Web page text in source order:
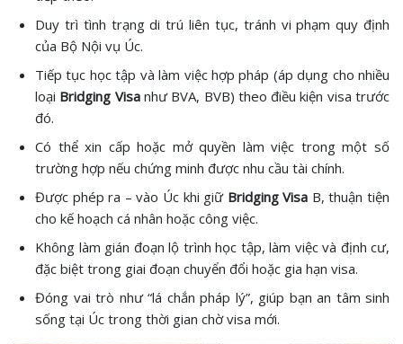
Duy trì tình trạng di trú liên tục, tránh vi phạm quy định
của Bộ Nội vụ Úc.
Tiếp tục học tập và làm việc hợp pháp (áp dụng cho nhiều
loại Bridging Visa như BVA, BVB) theo điều kiện visa trước
đó.
Có thể xin cấp hoặc mở quyền làm việc trong một số
trường hợp nếu chứng minh được nhu cầu tài chính.
Được phép ra – vào Úc khi giữ Bridging Visa B, thuận tiện
cho kế hoạch cá nhân hoặc công việc.
Không làm gián đoạn lộ trình học tập, làm việc và định cư,
đặc biệt trong giai đoạn chuyển đổi hoặc gia hạn visa.
Đóng vai trò như “lá chắn pháp lý”, giúp bạn an tâm sinh
sống tại Úc trong thời gian chờ visa mới.